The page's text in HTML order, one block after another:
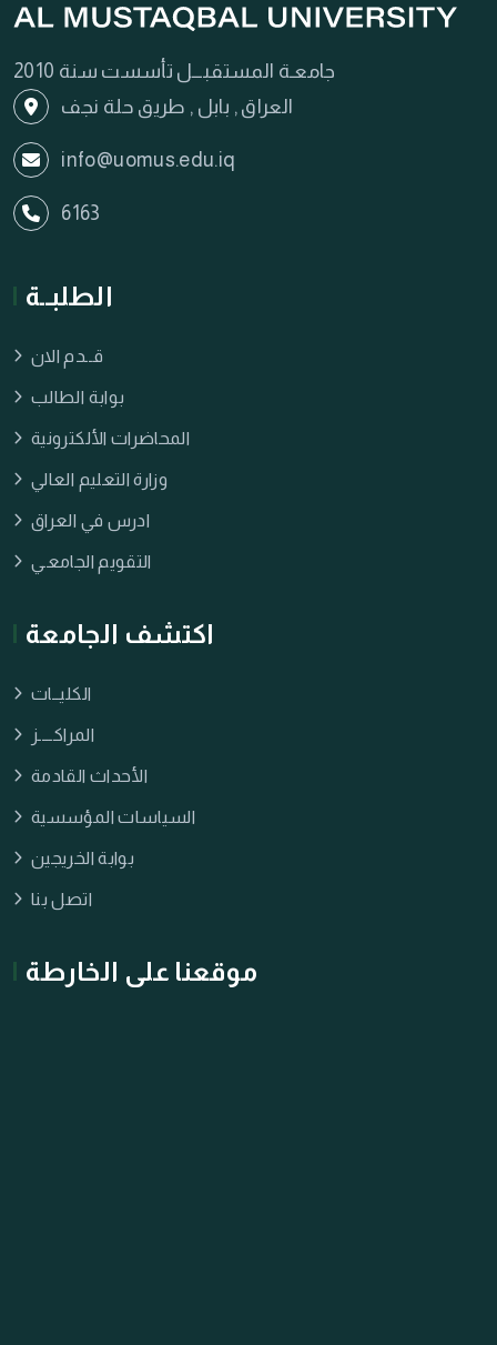
جامعـة المستقبـــل تأسست سنة 2010
العراق , بابل , طريق حلة نجف
info@uomus.edu.iq
6163
الطلبــة
قــدم الان
بوابة الطالب
المحاضرات الألكترونية
وزارة التعليم العالي
ادرس في العراق
التقويم الجامعـي
اكتشف الجامعة
الكليــات
المراكــــز
الأحداث القادمة
السياسات المؤسسية
بوابة الخريجين
اتصل بنا
موقعنا على الخارطة